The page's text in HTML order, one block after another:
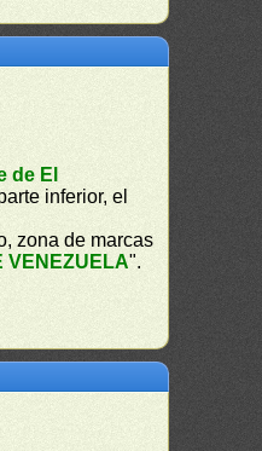
de El
inferior, el
zona de marcas
VENEZUELA".